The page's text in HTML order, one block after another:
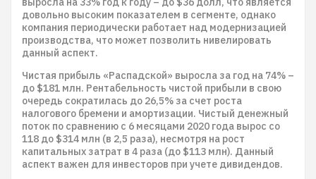
довольно высоким показателем в сегменте, однако
компания периодически работает над модернизацией
производства, что может позволить нивелировать
данный аспект.
Чистая прибыль «Распадской» выросла за год на 74% –
до $181 млн. Рентабельность чистой прибыли в свою
очередь сократилась до 26,5% за счет роста
налогового бремени и амортизации. Чистый денежный
поток по сравнению с 6 месяцами 2020 года вырос со
118 до $314 млн (в 2,5 раза), несмотря на рост
капитальных затрат в 4 раза (до $113 млн). Данный
аспект важен для инвесторов при учете дивидендов.